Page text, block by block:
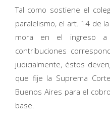
Tal como sostiene el
paralelismo, el art. 14 de
mora en el ingreso
contribuciones
judicialmente, éstos
que fije la Suprema
Buenos Aires para el
base.